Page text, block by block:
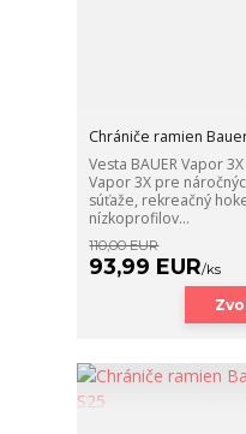
Chrániče ramien
Vesta BAUER Vapor
Vapor 3X pre
súťaže, rekreačný
nízkoprofilov...
110,00 EUR
93,99 EUR/ks